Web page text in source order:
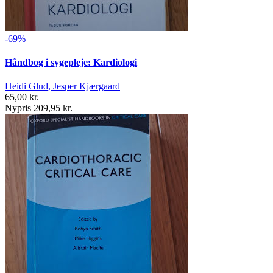
-69%
Håndbog i sygepleje: Kardiologi
Heidi Glud, Jesper Kjærgaard
65,00 kr.
Nypris 209,95 kr.